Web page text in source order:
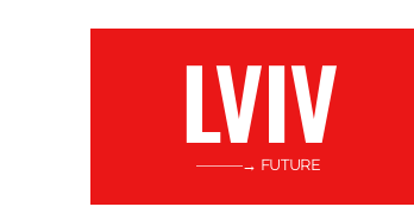
LVIV
———→ FUTURE